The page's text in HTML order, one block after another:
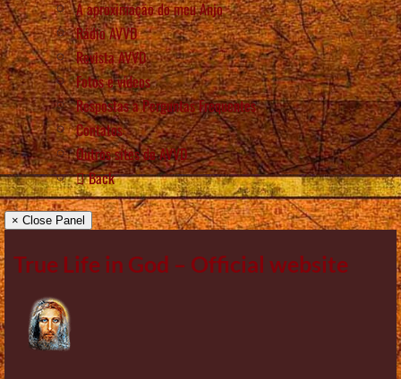
A aproximação do meu Anjo
Rádio AVVD
Revista AVVD
Fotos e vídeos
Respostas a Perguntas Frequentes
Contatos
Outros sítes de AVVD
Back
× Close Panel
True Life in God – Official website